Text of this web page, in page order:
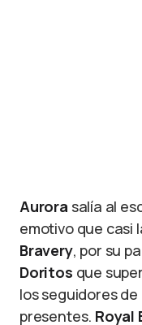
Aurora salía al
emotivo que casi
Bravery, por su
Doritos que
los seguidores
presentes. Royal